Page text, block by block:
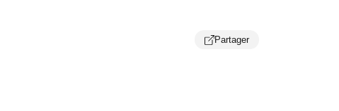
Partager